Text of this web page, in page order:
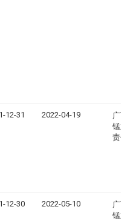
12-31 2022-04-19
广西
锰业
责任
12-30 2022-05-10
广西
锰业